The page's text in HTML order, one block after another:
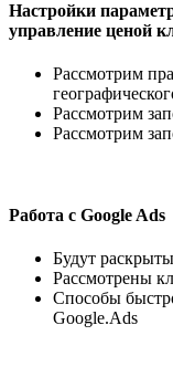
Настройки
управление ценой
Рассмотрим
Рассмотрим
Рассмотрим
Работа с Google Ads
Будут
Рассмотрены
Способы
Google.Ads